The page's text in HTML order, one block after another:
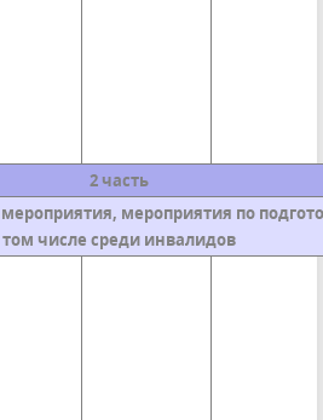
2 часть
мероприятия по
том числе среди инвалидов